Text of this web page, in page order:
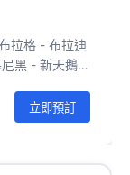
拉格 - 布拉迪
黑 - 新天鵝堡
立即預訂